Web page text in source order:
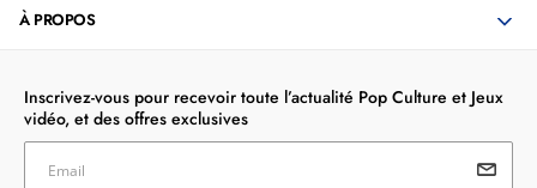
À PROPOS
Inscrivez-vous pour recevoir toute l’actualité Pop Culture et Jeux
vidéo, et des offres exclusives
Email